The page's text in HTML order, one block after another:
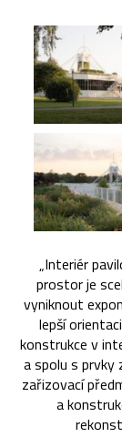
„Interiér
prostor je
vyniknout
lepší
konstrukce v
a spolu s prvky
zařizovací
a